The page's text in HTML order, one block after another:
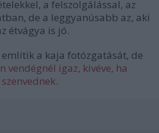
a felszolgálással, az
de a leggyanúsabb az, aki
étvágya is jó.
a kaja fotózgatását, de
vendégnél igaz, kivéve, ha
.